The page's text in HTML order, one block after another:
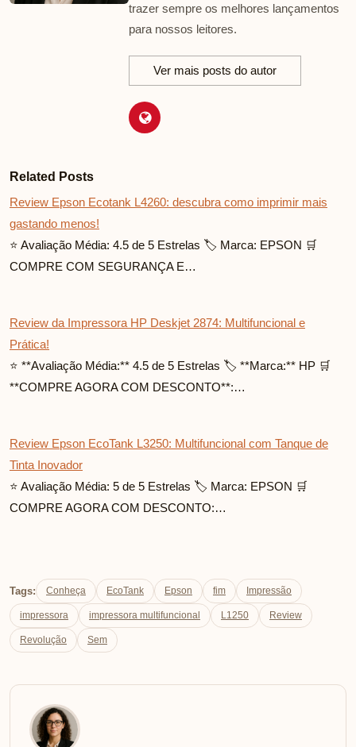
trazer sempre os melhores lançamentos
para nossos leitores.
Ver mais posts do autor
Related Posts
Review Epson Ecotank L4260: descubra como imprimir mais
gastando menos!
⭐ Avaliação Média: 4.5 de 5 Estrelas 🏷️ Marca: EPSON 🛒
COMPRE COM SEGURANÇA E…
Review da Impressora HP Deskjet 2874: Multifuncional e
Prática!
⭐ **Avaliação Média:** 4.5 de 5 Estrelas 🏷️ **Marca:** HP 🛒
**COMPRE AGORA COM DESCONTO**:…
Review Epson EcoTank L3250: Multifuncional com Tanque de
Tinta Inovador
⭐ Avaliação Média: 5 de 5 Estrelas 🏷️ Marca: EPSON 🛒
COMPRE AGORA COM DESCONTO:…
Tags: Conheça EcoTank Epson fim Impressão
impressora impressora multifuncional L1250 Review
Revolução Sem